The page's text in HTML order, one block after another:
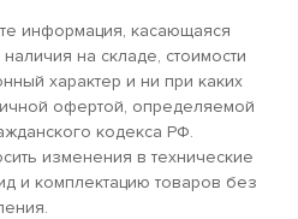
информация, касающаяся
наличия на складе, стоимости
характер и ни при каких
офертой, определяемой
кодекса РФ.
изменения в технические
и комплектацию товаров без